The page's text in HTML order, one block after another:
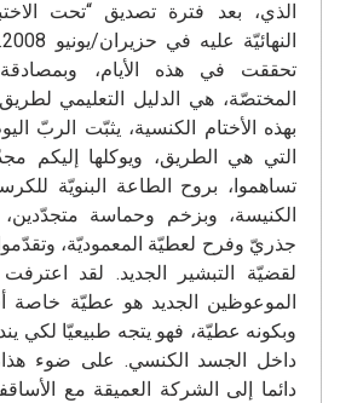
الذي، بعد فترة تصديق “تحت
تحققت في هذه الأيام، وبمصادقة
المختصّة، هي الدليل التعليمي
بهذه الأختام الكنسية، يثبّت الربّ
التي هي الطريق، ويوكلها إليكم
تساهموا، بروح الطاعة البنويّة
الكنيسة، وبزخم وحماسة
جذريّ وفرح لعطيّة المعموديّة،
لقضيّة التبشير الجديد. لقد
الموعوظين الجديد هو عطيّة خاصة
وبكونه عطيّة، فهو يتجه طبيعيّا لكي
داخل الجسد الكنسي. على ضوء
دائما إلى الشركة العميقة مع